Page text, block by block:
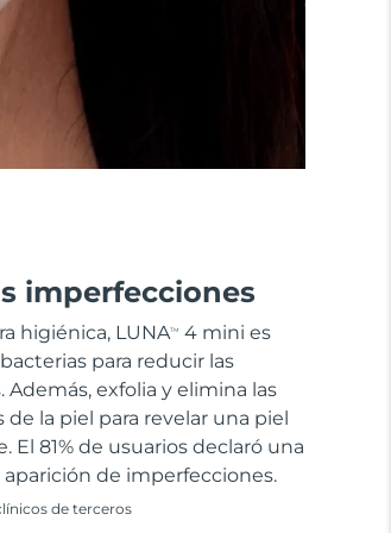
imperfecciones
higiénica, LUNATM
4 mini es
para reducir las
Además, exfolia y elimina las
la piel para revelar una piel
El 81% de usuarios declaró una
de imperfecciones.
de terceros